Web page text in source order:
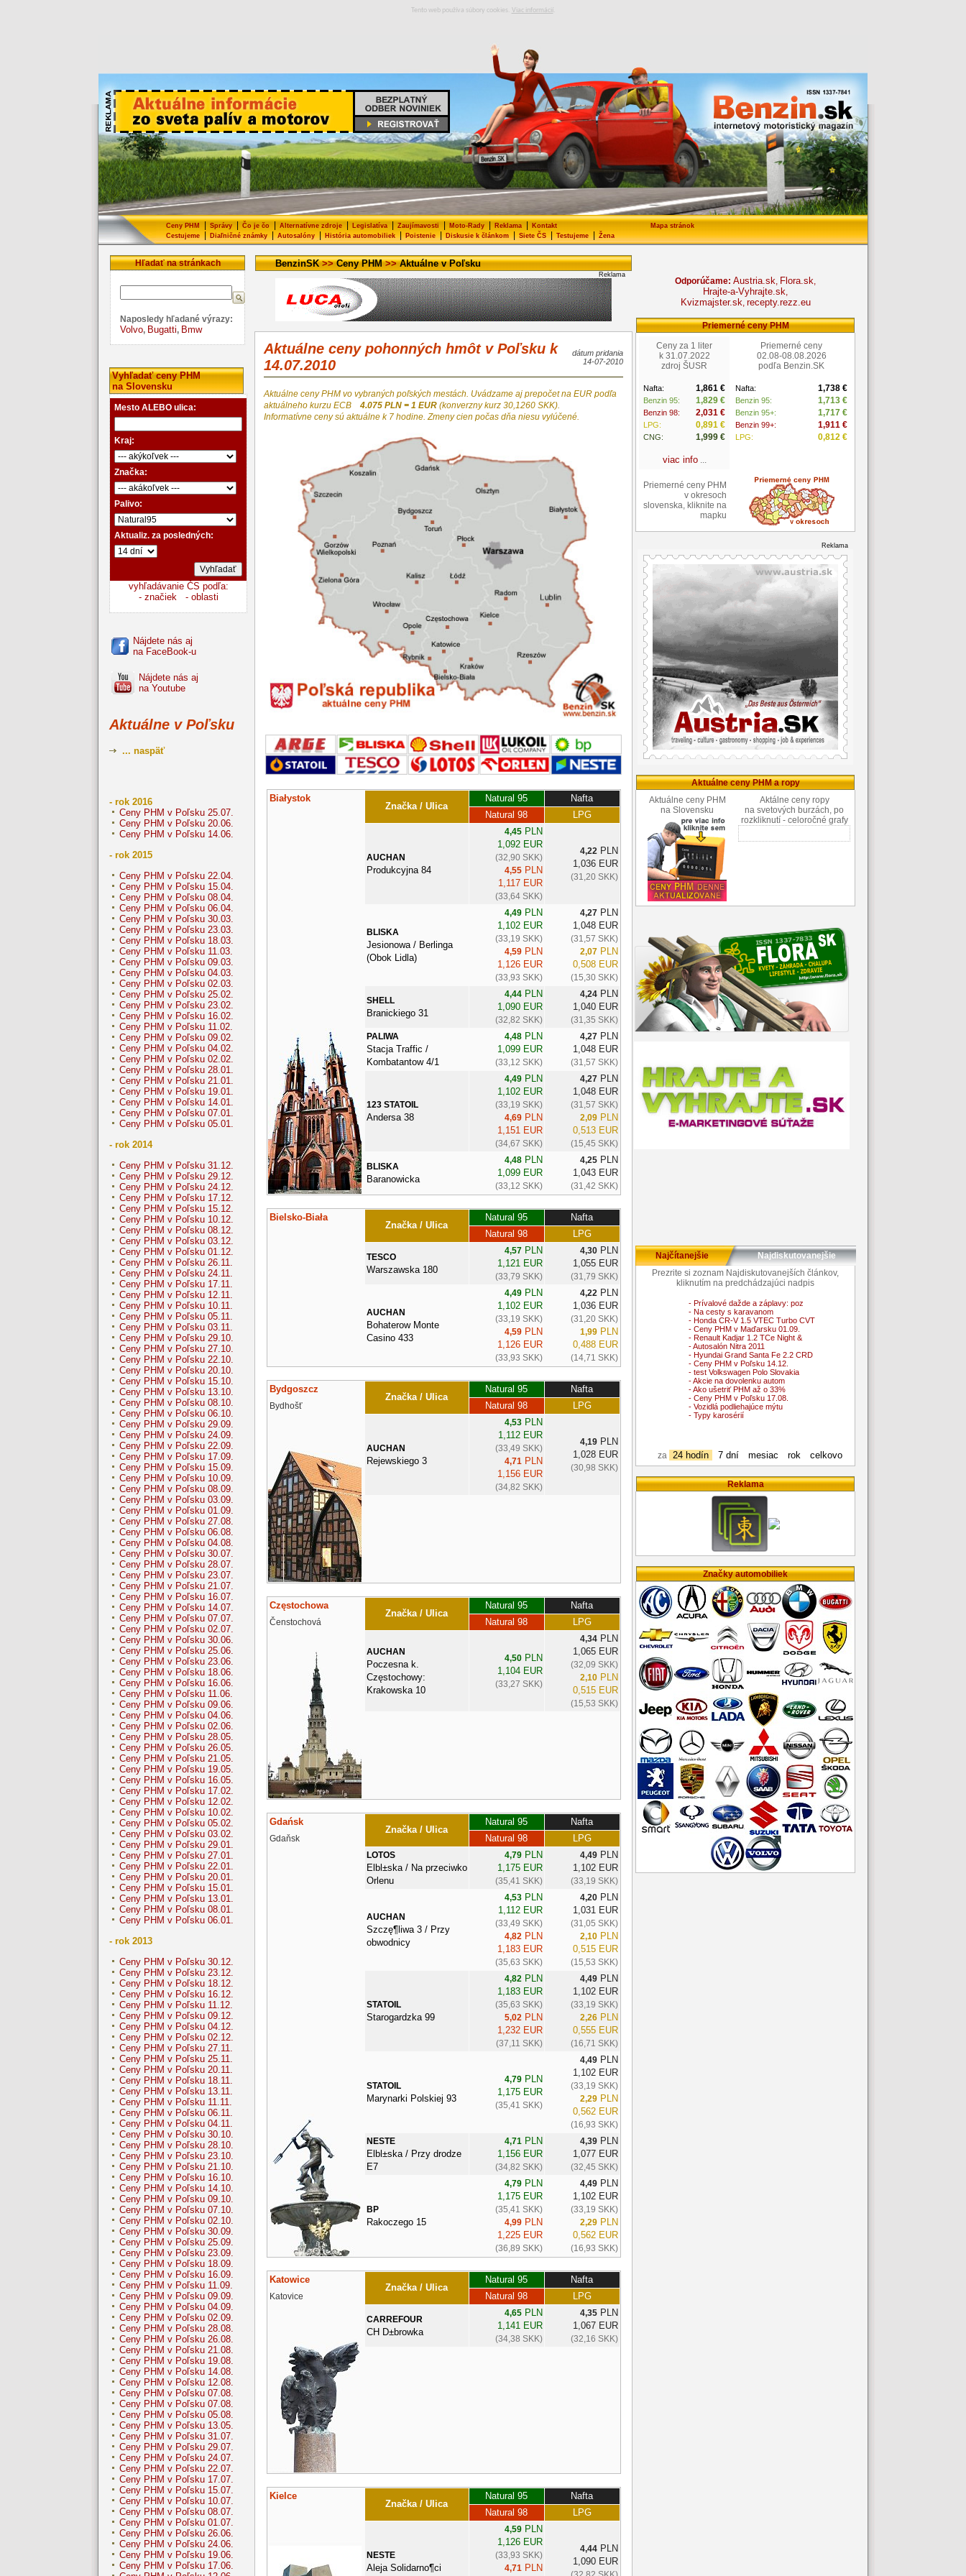
Tento web používa súbory cookies. Viac informácií
Ceny PHM Správy Čo je čo Alternatívne zdroje Legislatíva Zaujímavosti Moto-Rady Reklama Kontakt
Mapa stránok
Cestujeme| Diaľničné známky| Autosalóny| História automobiliek| Poistenie| Diskusie k článkom| Siete ČS| Testujeme| Žena
Hľadať na stránkach
Naposledy hľadané výrazy:
Volvo, Bugatti, Bmw
Vyhľadať ceny PHM
na Slovensku
Mesto ALEBO ulica:
Kraj:
Značka:
Palivo:
Aktualiz. za posledných:
vyhľadávanie ČS podľa:
- značiek
- oblasti
Nájdete nás aj
na FaceBook-u
Nájdete nás aj
na Youtube
Aktuálne v Poľsku
... naspäť
- rok 2016
Ceny PHM v Poľsku 25.07.
Ceny PHM v Poľsku 20.06.
Ceny PHM v Poľsku 14.06.
- rok 2015
Ceny PHM v Poľsku 22.04.
Ceny PHM v Poľsku 15.04.
Ceny PHM v Poľsku 08.04.
Ceny PHM v Poľsku 06.04.
Ceny PHM v Poľsku 30.03.
Ceny PHM v Poľsku 23.03.
Ceny PHM v Poľsku 18.03.
Ceny PHM v Poľsku 11.03.
Ceny PHM v Poľsku 09.03.
Ceny PHM v Poľsku 04.03.
Ceny PHM v Poľsku 02.03.
Ceny PHM v Poľsku 25.02.
Ceny PHM v Poľsku 23.02.
Ceny PHM v Poľsku 16.02.
Ceny PHM v Poľsku 11.02.
Ceny PHM v Poľsku 09.02.
Ceny PHM v Poľsku 04.02.
Ceny PHM v Poľsku 02.02.
Ceny PHM v Poľsku 28.01.
Ceny PHM v Poľsku 21.01.
Ceny PHM v Poľsku 19.01.
Ceny PHM v Poľsku 14.01.
Ceny PHM v Poľsku 07.01.
Ceny PHM v Poľsku 05.01.
- rok 2014
Ceny PHM v Poľsku 31.12.
Ceny PHM v Poľsku 29.12.
Ceny PHM v Poľsku 24.12.
Ceny PHM v Poľsku 17.12.
Ceny PHM v Poľsku 15.12.
Ceny PHM v Poľsku 10.12.
Ceny PHM v Poľsku 08.12.
Ceny PHM v Poľsku 03.12.
Ceny PHM v Poľsku 01.12.
Ceny PHM v Poľsku 26.11.
Ceny PHM v Poľsku 24.11.
Ceny PHM v Poľsku 17.11.
Ceny PHM v Poľsku 12.11.
Ceny PHM v Poľsku 10.11.
Ceny PHM v Poľsku 05.11.
Ceny PHM v Poľsku 03.11.
Ceny PHM v Poľsku 29.10.
Ceny PHM v Poľsku 27.10.
Ceny PHM v Poľsku 22.10.
Ceny PHM v Poľsku 20.10.
Ceny PHM v Poľsku 15.10.
Ceny PHM v Poľsku 13.10.
Ceny PHM v Poľsku 08.10.
Ceny PHM v Poľsku 06.10.
Ceny PHM v Poľsku 29.09.
Ceny PHM v Poľsku 24.09.
Ceny PHM v Poľsku 22.09.
Ceny PHM v Poľsku 17.09.
Ceny PHM v Poľsku 15.09.
Ceny PHM v Poľsku 10.09.
Ceny PHM v Poľsku 08.09.
Ceny PHM v Poľsku 03.09.
Ceny PHM v Poľsku 01.09.
Ceny PHM v Poľsku 27.08.
Ceny PHM v Poľsku 06.08.
Ceny PHM v Poľsku 04.08.
Ceny PHM v Poľsku 30.07.
Ceny PHM v Poľsku 28.07.
Ceny PHM v Poľsku 23.07.
Ceny PHM v Poľsku 21.07.
Ceny PHM v Poľsku 16.07.
Ceny PHM v Poľsku 14.07.
Ceny PHM v Poľsku 07.07.
Ceny PHM v Poľsku 02.07.
Ceny PHM v Poľsku 30.06.
Ceny PHM v Poľsku 25.06.
Ceny PHM v Poľsku 23.06.
Ceny PHM v Poľsku 18.06.
Ceny PHM v Poľsku 16.06.
Ceny PHM v Poľsku 11.06.
Ceny PHM v Poľsku 09.06.
Ceny PHM v Poľsku 04.06.
Ceny PHM v Poľsku 02.06.
Ceny PHM v Poľsku 28.05.
Ceny PHM v Poľsku 26.05.
Ceny PHM v Poľsku 21.05.
Ceny PHM v Poľsku 19.05.
Ceny PHM v Poľsku 16.05.
Ceny PHM v Poľsku 17.02.
Ceny PHM v Poľsku 12.02.
Ceny PHM v Poľsku 10.02.
Ceny PHM v Poľsku 05.02.
Ceny PHM v Poľsku 03.02.
Ceny PHM v Poľsku 29.01.
Ceny PHM v Poľsku 27.01.
Ceny PHM v Poľsku 22.01.
Ceny PHM v Poľsku 20.01.
Ceny PHM v Poľsku 15.01.
Ceny PHM v Poľsku 13.01.
Ceny PHM v Poľsku 08.01.
Ceny PHM v Poľsku 06.01.
- rok 2013
Ceny PHM v Poľsku 30.12.
Ceny PHM v Poľsku 23.12.
Ceny PHM v Poľsku 18.12.
Ceny PHM v Poľsku 16.12.
Ceny PHM v Poľsku 11.12.
Ceny PHM v Poľsku 09.12.
Ceny PHM v Poľsku 04.12.
Ceny PHM v Poľsku 02.12.
Ceny PHM v Poľsku 27.11.
Ceny PHM v Poľsku 25.11.
Ceny PHM v Poľsku 20.11.
Ceny PHM v Poľsku 18.11.
Ceny PHM v Poľsku 13.11.
Ceny PHM v Poľsku 11.11.
Ceny PHM v Poľsku 06.11.
Ceny PHM v Poľsku 04.11.
Ceny PHM v Poľsku 30.10.
Ceny PHM v Poľsku 28.10.
Ceny PHM v Poľsku 23.10.
Ceny PHM v Poľsku 21.10.
Ceny PHM v Poľsku 16.10.
Ceny PHM v Poľsku 14.10.
Ceny PHM v Poľsku 09.10.
Ceny PHM v Poľsku 07.10.
Ceny PHM v Poľsku 02.10.
Ceny PHM v Poľsku 30.09.
Ceny PHM v Poľsku 25.09.
Ceny PHM v Poľsku 23.09.
Ceny PHM v Poľsku 18.09.
Ceny PHM v Poľsku 16.09.
Ceny PHM v Poľsku 11.09.
Ceny PHM v Poľsku 09.09.
Ceny PHM v Poľsku 04.09.
Ceny PHM v Poľsku 02.09.
Ceny PHM v Poľsku 28.08.
Ceny PHM v Poľsku 26.08.
Ceny PHM v Poľsku 21.08.
Ceny PHM v Poľsku 19.08.
Ceny PHM v Poľsku 14.08.
Ceny PHM v Poľsku 12.08.
Ceny PHM v Poľsku 07.08.
Ceny PHM v Poľsku 07.08.
Ceny PHM v Poľsku 05.08.
Ceny PHM v Poľsku 13.05.
Ceny PHM v Poľsku 31.07.
Ceny PHM v Poľsku 29.07.
Ceny PHM v Poľsku 24.07.
Ceny PHM v Poľsku 22.07.
Ceny PHM v Poľsku 17.07.
Ceny PHM v Poľsku 15.07.
Ceny PHM v Poľsku 10.07.
Ceny PHM v Poľsku 08.07.
Ceny PHM v Poľsku 01.07.
Ceny PHM v Poľsku 26.06.
Ceny PHM v Poľsku 24.06.
Ceny PHM v Poľsku 19.06.
Ceny PHM v Poľsku 17.06.
BenzinSK>>Ceny PHM>>Aktuálne v Poľsku
Reklama
Aktuálne ceny pohonných hmôt v Poľsku k
14.07.2010
dátum pridania
14-07-2010
Aktuálne ceny PHM vo vybraných poľských mestách. Uvádzame aj prepočet na EUR podľa
aktuálneho kurzu ECB 4.075 PLN = 1 EUR (konverzny kurz 30,1260 SKK).
Informatívne ceny sú aktuálne k 7 hodine. Zmeny cien počas dňa niesu vylúčené.
Białystok
Značka / Ulica
Natural 95
Nafta
Natural 98
LPG
AUCHAN
Produkcyjna 84
4,45PLN
1,092 EUR
(32,90 SKK)
4,55PLN
1,117 EUR
(33,64 SKK)
4,22 PLN
1,036 EUR
(31,20 SKK)
BLISKA
Jesionowa / Berlinga
(Obok Lidla)
4,49PLN
1,102 EUR
(33,19 SKK)
4,59PLN
1,126 EUR
(33,93 SKK)
4,27PLN
1,048 EUR
(31,57 SKK)
2,07PLN
0,508 EUR
(15,30 SKK)
SHELL
Branickiego 31
4,44PLN
1,090 EUR
(32,82 SKK)
4,24PLN
1,040 EUR
(31,35 SKK)
PALIWA
Stacja Traffic /
Kombatantow 4/1
4,48PLN
1,099 EUR
(33,12 SKK)
4,27PLN
1,048 EUR
(31,57 SKK)
123 STATOIL
Andersa 38
4,49PLN
1,102 EUR
(33,19 SKK)
4,69PLN
1,151 EUR
(34,67 SKK)
4,27PLN
1,048 EUR
(31,57 SKK)
2,09PLN
0,513 EUR
(15,45 SKK)
BLISKA
Baranowicka
4,48PLN
1,099 EUR
(33,12 SKK)
4,25PLN
1,043 EUR
(31,42 SKK)
Bielsko-Biała
Značka / Ulica
Natural 95
Nafta
Natural 98
LPG
TESCO
Warszawska 180
4,57PLN
1,121 EUR
(33,79 SKK)
4,30PLN
1,055 EUR
(31,79 SKK)
AUCHAN
Bohaterow Monte
Casino 433
4,49PLN
1,102 EUR
(33,19 SKK)
4,59PLN
1,126 EUR
(33,93 SKK)
4,22 PLN
1,036 EUR
(31,20 SKK)
1,99PLN
0,488 EUR
(14,71 SKK)
Bydgoszcz
Značka / Ulica
Natural 95 Nafta
Bydhošť Natural 98 LPG
AUCHAN
Rejewskiego 3
4,53PLN
1,112 EUR
(33,49 SKK)
4,71 PLN
1,156 EUR
(34,82 SKK)
4,19PLN
1,028 EUR
(30,98 SKK)
Częstochowa
Značka / Ulica
Natural 95 Nafta
Čenstochová Natural 98 LPG
AUCHAN
Poczesna k.
Częstochowy:
Krakowska 10
4,50PLN
1,104 EUR
(33,27 SKK)
4,34PLN
1,065 EUR
(32,09 SKK)
2,10PLN
0,515 EUR
(15,53 SKK)
Gdańsk
Značka / Ulica
Natural 95 Nafta
Gdaňsk Natural 98 LPG
LOTOS
Elbl±ska / Na przeciwko
Orlenu
4,79PLN
1,175 EUR
(35,41 SKK)
4,49PLN
1,102 EUR
(33,19 SKK)
AUCHAN
Szczę¶liwa 3 / Przy
obwodnicy
4,53PLN
1,112 EUR
(33,49 SKK)
4,82 PLN
1,183 EUR
(35,63 SKK)
4,20PLN
1,031 EUR
(31,05 SKK)
2,10PLN
0,515 EUR
(15,53 SKK)
STATOIL
Starogardzka 99
4,82 PLN
1,183 EUR
(35,63 SKK)
5,02 PLN
1,232 EUR
(37,11 SKK)
4,49PLN
1,102 EUR
(33,19 SKK)
2,26PLN
0,555 EUR
(16,71 SKK)
STATOIL
Marynarki Polskiej 93
4,79PLN
1,175 EUR
(35,41 SKK)
4,49PLN
1,102 EUR
(33,19 SKK)
2,29PLN
0,562 EUR
(16,93 SKK)
NESTE
Elbl±ska / Przy drodze
E7
4,71 PLN
1,156 EUR
(34,82 SKK)
4,39PLN
1,077 EUR
(32,45 SKK)
BP
Rakoczego 15
4,79PLN
1,175 EUR
(35,41 SKK)
4,99PLN
1,225 EUR
(36,89 SKK)
4,49PLN
1,102 EUR
(33,19 SKK)
2,29PLN
0,562 EUR
(16,93 SKK)
Katowice
Značka / Ulica
Natural 95 Nafta
Katovice Natural 98 LPG
CARREFOUR
CH D±browka
4,65PLN
1,141 EUR
(34,38 SKK)
4,35PLN
1,067 EUR
(32,16 SKK)
Kielce
Značka / Ulica
Natural 95
Nafta
Natural 98
LPG
NESTE
Aleja Solidarno¶ci
4,59PLN
1,126 EUR
(33,93 SKK)
4,71 PLN
4,44PLN
1,090 EUR
Odporúčame: Austria.sk, Flora.sk,
Hrajte-a-Vyhrajte.sk,
Kvizmajster.sk, recepty.rezz.eu
Priemerné ceny PHM
Ceny za 1 liter
k 31.07.2022
zdroj ŠUSR
Nafta: 1,861 €
Benzin 95: 1,829 €
Benzin 98: 2,031 €
LPG: 0,891 €
CNG: 1,999 €
viac info...
Priemerné ceny
02.08-08.08.2026
podľa Benzin.SK
Nafta: 1,738 €
Benzin 95: 1,713 €
Benzin 95+: 1,717 €
Benzin 99+: 1,911 €
LPG: 0,812 €
Priemerné ceny PHM
v okresoch
slovenska, kliknite na
mapku
Reklama
Aktuálne ceny PHM a ropy
Aktuálne ceny PHM
na Slovensku
Aktálne ceny ropy
na svetových burzách, po
rozkliknutí - celoročné grafy
Najčítanejšie
Najdiskutovanejšie
Prezrite si zoznam Najdiskutovanejších článkov,
kliknutím na predchádzajúci nadpis
- Prívalové dažde a záplavy: poz
- Na cesty s karavanom
- Honda CR-V 1.5 VTEC Turbo CVT
- Ceny PHM v Maďarsku 01.09.
- Renault Kadjar 1.2 TCe Night &
- Autosalón Nitra 2011
- Hyundai Grand Santa Fe 2.2 CRD
- Ceny PHM v Poľsku 14.12.
- test Volkswagen Polo Slovakia
- Akcie na dovolenku autom
- Ako ušetriť PHM až o 33%
- Ceny PHM v Poľsku 17.08.
- Vozidlá podliehajúce mýtu
- Typy karosérií
za 24 hodín 7 dní mesiac rok celkovo
Reklama
Značky automobiliek